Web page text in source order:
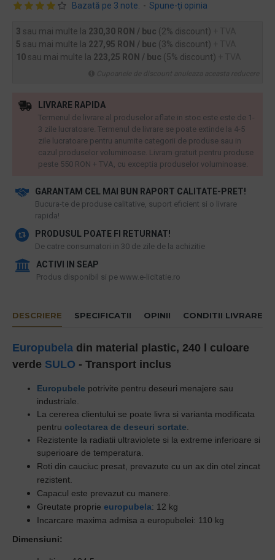
Bazată pe 3 note. - Spune-ţi opinia
3 sau mai multe la 230,30 RON / buc (2% discount)
5 sau mai multe la 227,95 RON / buc (3% discount)
10 sau mai multe la 223,25 RON / buc (5% discount)
GARANTAM CEL MAI BUN RAPORT CALITATE-PRET!
​Bucura-te de produse calitative, suport eficient si o livrare
rapida!
PRODUSUL POATE FI RETURNAT!
De catre consumatori in 30 de zile de la achizitie
ACTIVI IN SEAP
Produs disponibil si pe www.e-licitatie.ro
LIVRARE RAPIDA
Termenul de livrare al produselor aflate in stoc este este de 1-
3 zile lucratoare. Termenul de livrare se poate extinde la 4-5
zile lucratoare pentru anumite categorii de produse sau in
cazul produselor voluminoase. Livram gratuit pentru produse
peste 550 RON + TVA, cu exceptia produselor voluminoase.
DESCRIERE SPECIFICATII OPINII CONDITII LIVRARE
Europubela din material plastic, 240 l culoare
verde SULO - Transport inclus
Europubele potrivite pentru deseuri menajere sau
industriale.
La cererea clientului se poate livra si varianta modificata
pentru colectarea de deseuri sortate
Rezistente la radiatii ultraviolete si la extreme inferioare si
superioare de temperatura.
Roti din cauciuc presat, prevazute cu un ax din otel zincat
rezistent.
Capacul este prevazut cu manere.
Greutate proprie europubela: 12 kg
Incarcare maxima admisa a europubelei: 110 kg
Dimensiuni: